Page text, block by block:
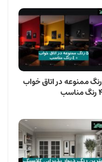
۵ رنگ ممنوعه در اتاق خواب